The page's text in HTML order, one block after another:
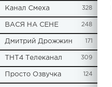
Канал Смеха 328
ВАСЯ НА СЕНЕ 248
Дмитрий Дрожжин 171
ТНТ4 Телеканал 309
Просто Озвучка 124